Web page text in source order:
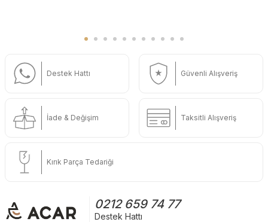
Destek Hattı Güvenli Alışveriş
İade & Değişim Taksitli Alışveriş
Kırık Parça Tedariği
0212 659 74 77
Destek Hattı